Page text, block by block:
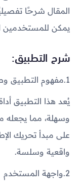
المقال شرحًا
يمكن للمستخدمين
شرح التطبيق:
1. مفهوم التطبيق
وسهلة، مما يجعله
واقعية وسلسة.
2. واجهة المستخدم